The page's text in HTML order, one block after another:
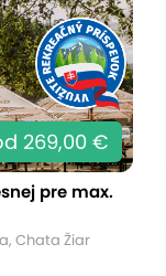
269,00 €
pre max.
Chata Žiar